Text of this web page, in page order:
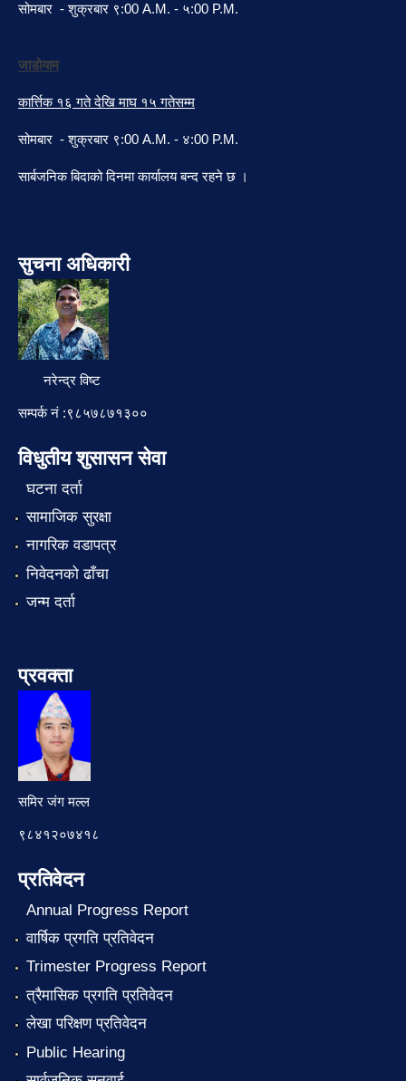
सोमबार - शुक्रबार ९:00 A.M. - ५:00 P.M.
जाडोयाम
कार्त्तिक १६ गते देखि माघ १५ गतेसम्म
सोमबार - शुक्रबार ९:00 A.M. - ४:00 P.M.
सार्बजनिक बिदाको दिनमा कार्यालय बन्द रहने छ ।
सुचना अधिकारी
नरेन्द्र विष्ट
सम्पर्क नं :९८५७८७१३००
विधुतीय शुसासन सेवा
घटना दर्ता
सामाजिक सुरक्षा
नागरिक वडापत्र
निवेदनको ढाँचा
जन्म दर्ता
प्रवक्ता
समिर जंग मल्ल
९८४१२०७४१८
प्रतिवेदन
Annual Progress Report
वार्षिक प्रगति प्रतिवेदन
Trimester Progress Report
त्रैमासिक प्रगति प्रतिवेदन
लेखा परिक्षण प्रतिवेदन
Public Hearing